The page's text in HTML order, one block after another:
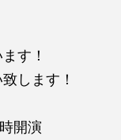
す！
します！
開演